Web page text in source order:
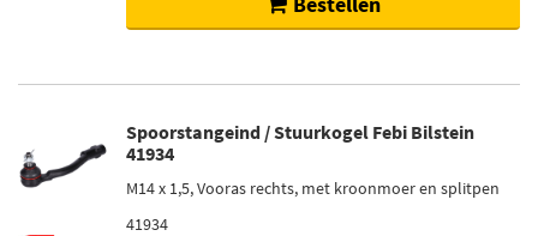
Spoorstangeind / Stuurkogel Febi Bilstein
41934
M14 x 1,5, Vooras rechts, met kroonmoer en splitpen
41934